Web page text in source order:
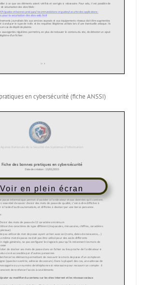
en cybersécurité (fiche ANSSI)
Voir en plein écran